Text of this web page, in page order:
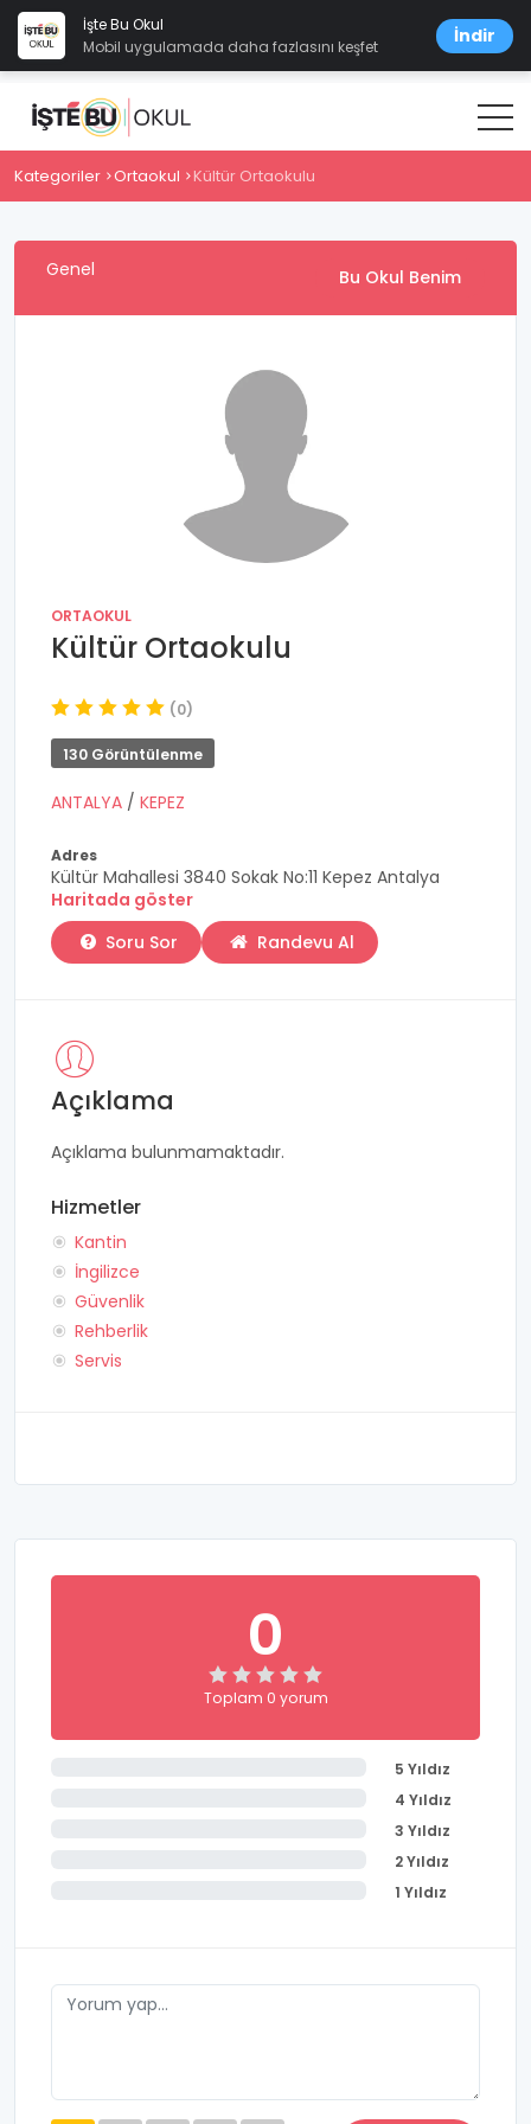
İşte Bu Okul
Mobil uygulamada daha fazlasını keşfet
İndir
Kategoriler Ortaokul Kültür Ortaokulu
Genel Bu Okul Benim
ORTAOKUL
Kültür Ortaokulu
(0)
130 Görüntülenme
ANTALYA / KEPEZ
Adres
Kültür Mahallesi 3840 Sokak No:11 Kepez Antalya
Haritada göster
Soru Sor
Randevu Al
Açıklama
Açıklama bulunmamaktadır.
Hizmetler
Kantin
İngilizce
Güvenlik
Rehberlik
Servis
0
Toplam 0 yorum
5 Yıldız
4 Yıldız
3 Yıldız
2 Yıldız
1 Yıldız